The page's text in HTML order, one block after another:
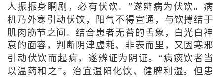
人振振身瞤剧，必有伏饮。”遂辨病为伏饮。病
机乃外寒引动伏饮，阳气不得宣通，与饮搏结于
肌肉筋节之间。结合患者无苔的舌象，白光白神
衰的面容，判断阴津虚耗、非表而里，又因寒邪
引动伏饮而起病，遂辨证为阴证。“病痰饮者当
以温药和之”。治宜温阳化饮、健脾利湿。但患